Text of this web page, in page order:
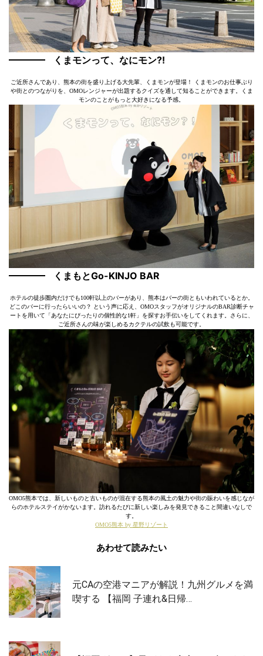
くまモンって、なにモン?!
ご近所さんであり、熊本の街を盛り上げる大先輩、くまモンが登場！ くまモンのお仕事ぶり
や街とのつながりを、OMOレンジャーが出題するクイズを通して知ることができます。くま
モンのことがもっと大好きになる予感。
くまもとGo-KINJO BAR
ホテルの徒歩圏内だけでも100軒以上のバーがあり、熊本はバーの街ともいわれているとか。
どこのバーに行ったらいいの？ という声に応え、OMOスタッフがオリジナルのBAR診断チャ
ートを用いて「あなたにぴったりの個性的な1軒」を探すお手伝いをしてくれます。さらに、
ご近所さんの味が楽しめるカクテルの試飲も可能です。
OMO5熊本では、新しいものと古いものが混在する熊本の風土の魅力や街の賑わいを感じなが
らのホテルステイがかないます。訪れるたびに新しい楽しみを発見できること間違いなしで
す。
OMO5熊本 by 星野リゾート
あわせて読みたい
元CAの空港マニアが解説！九州グルメを満
喫する 【福岡 子連れ&日帰…